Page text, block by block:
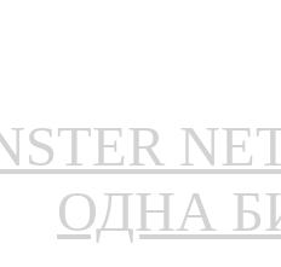
ОДНА